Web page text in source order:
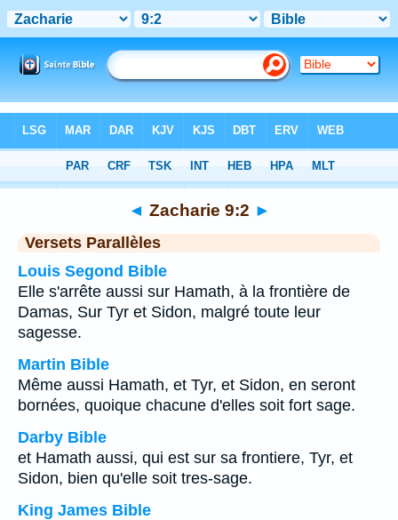
Chapitre 9 > Verset 2
◄ Zacharie 9:2 ►
Versets Parallèles
Louis Segond Bible
Elle s'arrête aussi sur Hamath, à la frontière de
Damas, Sur Tyr et Sidon, malgré toute leur
sagesse.
Martin Bible
Même aussi Hamath, et Tyr, et Sidon, en seront
bornées, quoique chacune d'elles soit fort sage.
Darby Bible
et Hamath aussi, qui est sur sa frontiere, Tyr, et
Sidon, bien qu'elle soit tres-sage.
King James Bible